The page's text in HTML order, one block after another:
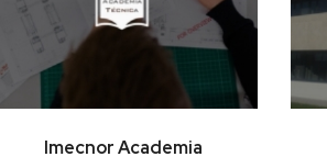
Imecnor Academia